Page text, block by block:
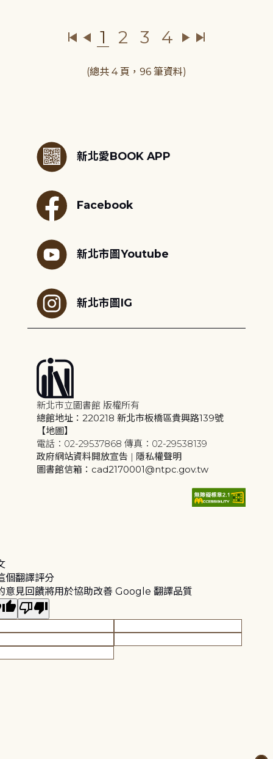
1 2 3 4
(總共 4 頁，96 筆資料)
新北愛BOOK APP
Facebook
新北市圖Youtube
新北市圖IG
新北市立圖書館 版權所有
總館地址：220218 新北市板橋區貴興路139號
【地圖】
電話：02-29537868 傳真：02-29538139
政府網站資料開放宣告 | 隱私權聲明
圖書館信箱：cad2170001@ntpc.gov.tw
個翻譯評分
意見回饋將用於協助改善 Google 翻譯品質